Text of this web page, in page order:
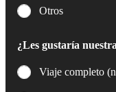
Otros
¿Les gustaría
Viaje completo